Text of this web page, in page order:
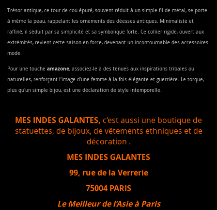
Trésor antique, ce tour de cou épuré, souvent réduit à un simple fil de métal, se porte
à même la peau, rappelant les ornements des déesses antiques. Minimaliste et
raffiné, il séduit par sa simplicité et sa symbolique forte. Ce collier rigide, ouvert aux
extrémités, revient cette saison en force, devenant un incontournable des accessoires
mode.
Pour une touche amazone, associez-le à des tenues aux inspirations tribales ou
naturelles, renforçant l’image d’une femme à la fois élégante et guerrière. Le torque,
plus qu'un simple bijou, est une déclaration de style intemporelle.
MES INDES GALANTES, c‘est aussi une boutique de
statuettes, de bijoux, de vêtements ethniques et de
décoration .
MES INDES GALANTES
99, rue de la Verrerie
75004 PARIS
Le Meilleur de l’Asie à Paris